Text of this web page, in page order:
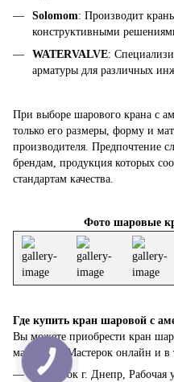
Solomom: Производит
конструктивными
WATERVALVE:
арматуры для различных
При выборе шарового крана с
только его размеры, форму и
производителя. Предпочтение
брендам, продукция которых
стандартам качества.
Фото шаровые
Где купить кран шаровой с
Вы можете приобрести кран
магазинов Мастерок онлайн и в
Мастерок г. Днепр, Рабочая